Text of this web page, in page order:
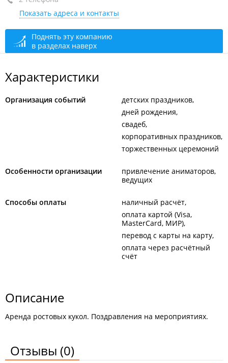
2-й этаж
+7 964 441-11-12
+7 953 205-55-63
круглосуточно
Показать адреса и контакты
Поднять эту компанию
в разделах наверх
Характеристики
Организация событий
детских праздников
дней рождения
свадеб
корпоративных праздников
торжественных церемоний
Особенности организации
привлечение аниматоров,
ведущих
Способы оплаты
наличный расчёт
оплата картой (Visa,
MasterCard, МИР)
перевод с карты на карту
оплата через расчётный
счёт
Описание
Аренда ростовых кукол. Поздравления на мероприятиях.
Отзывы (0)